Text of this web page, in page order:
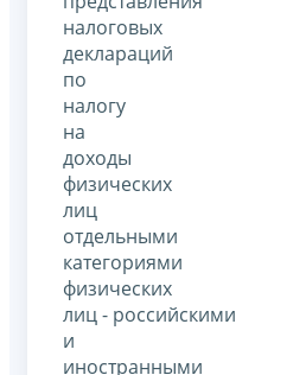
налоговых
деклараций
по
налогу
на
доходы
физических
лиц
отдельными
категориями
физических
лиц - российскими
и
иностранными